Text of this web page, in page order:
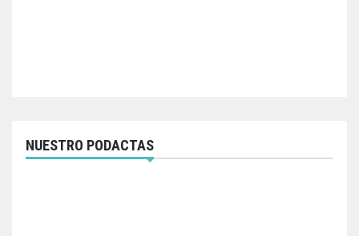
NUESTRO PODACTAS